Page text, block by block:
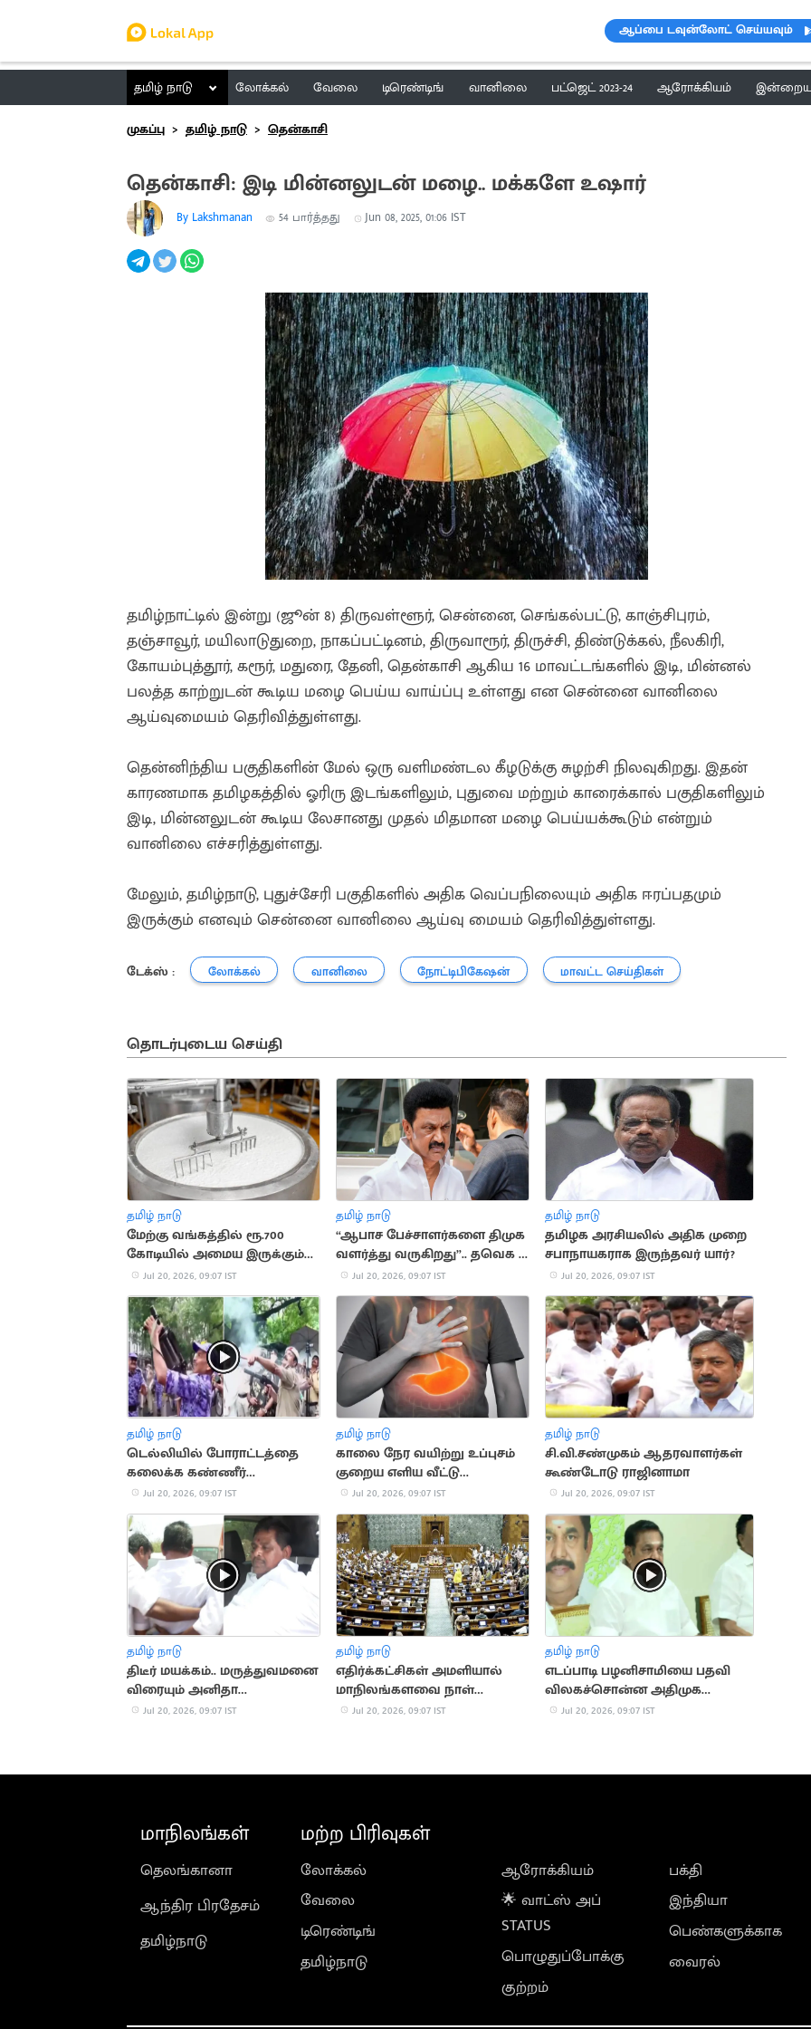
ஆப்பை டவுன்லோட் செய்யவும்
தமிழ் நாடு லோக்கல் வேலை டிரெண்டிங் வானிலை பட்ஜெட் 2023-24 ஆரோக்கியம் இன்றைய
முகப்பு
தமிழ் நாடு தென்காசி
தென்காசி: இடி மின்னலுடன் மழை.. மக்களே உஷார்
By Lakshmanan 54 பார்த்தது Jun 08, 2025, 01:06 IST
தமிழ்நாட்டில் இன்று (ஜூன் 8) திருவள்ளூர், சென்னை, செங்கல்பட்டு, காஞ்சிபுரம்,
தஞ்சாவூர், மயிலாடுதுறை, நாகப்பட்டினம், திருவாரூர், திருச்சி, திண்டுக்கல், நீலகிரி,
கோயம்புத்தூர், கரூர், மதுரை, தேனி, தென்காசி ஆகிய 16 மாவட்டங்களில் இடி, மின்னல்
பலத்த காற்றுடன் கூடிய மழை பெய்ய வாய்ப்பு உள்ளது என சென்னை வானிலை
ஆய்வுமையம் தெரிவித்துள்ளது.
தென்னிந்திய பகுதிகளின் மேல் ஒரு வளிமண்டல கீழடுக்கு சுழற்சி நிலவுகிறது. இதன்
காரணமாக தமிழகத்தில் ஓரிரு இடங்களிலும், புதுவை மற்றும் காரைக்கால் பகுதிகளிலும்
இடி, மின்னலுடன் கூடிய லேசானது முதல் மிதமான மழை பெய்யக்கூடும் என்றும்
வானிலை எச்சரித்துள்ளது.
மேலும், தமிழ்நாடு, புதுச்சேரி பகுதிகளில் அதிக வெப்பநிலையும் அதிக ஈரப்பதமும்
இருக்கும் எனவும் சென்னை வானிலை ஆய்வு மையம் தெரிவித்துள்ளது.
டேக்ஸ் : லோக்கல் வானிலை நோட்டிபிகேஷன் மாவட்ட செய்திகள்
தொடர்புடைய செய்தி
தமிழ் நாடு
மேற்கு வங்கத்தில் ரூ.700
கோடியில் அமைய இருக்கும்
தயிர் ஆலை
Jul 20, 2026, 09:07 IST
தமிழ் நாடு
“ஆபாச பேச்சாளர்களை திமுக
வளர்த்து வருகிறது”.. தவெக IT
WingJul 20, 2026, 09:07 IST
தமிழ் நாடு
தமிழக அரசியலில் அதிக முறை
சபாநாயகராக இருந்தவர் யார்?
Jul 20, 2026, 09:07 IST
தமிழ் நாடு
டெல்லியில் போராட்டத்தை
கலைக்க கண்ணீர்
புகைகுண்டு வீச்சு
Jul 20, 2026, 09:07 IST
தமிழ் நாடு
காலை நேர வயிற்று உப்புசம்
குறைய எளிய வீட்டு
வைத்தியங்கள்!
Jul 20, 2026, 09:07 IST
தமிழ் நாடு
சி.வி.சண்முகம் ஆதரவாளர்கள்
கூண்டோடு ராஜினாமா
Jul 20, 2026, 09:07 IST
தமிழ் நாடு
திடீர் மயக்கம்.. மருத்துவமனை
விரையும் அனிதா
ராதாகிருஷ்ணன்
Jul 20, 2026, 09:07 IST
தமிழ் நாடு
எதிர்க்கட்சிகள் அமளியால்
மாநிலங்களவை நாள்
முழுவதும் ஒத்திவைப்பு
Jul 20, 2026, 09:07 IST
தமிழ் நாடு
எடப்பாடி பழனிசாமியை பதவி
விலகச்சொன்ன அதிமுக
நிர்வாகி
Jul 20, 2026, 09:07 IST
மாநிலங்கள்
தெலங்கானா
ஆந்திர பிரதேசம்
தமிழ்நாடு
மற்ற பிரிவுகள்
லோக்கல்
வேலை
டிரெண்டிங்
தமிழ்நாடு
ஆரோக்கியம்
🌟 வாட்ஸ் அப்
STATUS
பொழுதுப்போக்கு
குற்றம்
பக்தி
இந்தியா
பெண்களுக்காக
வைரல்